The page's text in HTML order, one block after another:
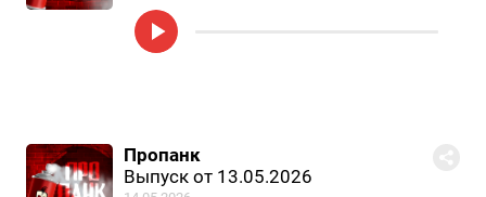
Пропанк
Выпуск от 13.05.2026